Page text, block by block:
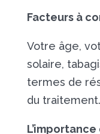
Facteurs à
Votre âge,
solaire,
termes de
du traitement.